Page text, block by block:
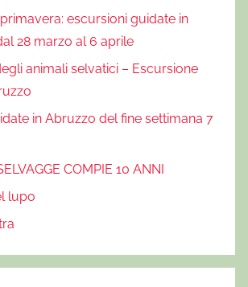
escursioni guidate in
28 marzo al 6 aprile
animali selvatici – Escursione
in Abruzzo del fine settimana 7
COMPIE 10 ANNI
lupo